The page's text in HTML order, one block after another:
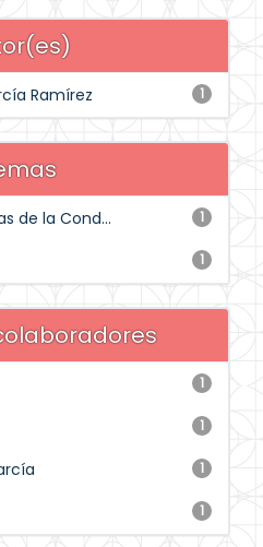
1
Ramírez
1
de la Cond...
1
1
1
1
1